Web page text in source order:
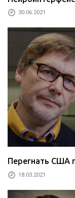
30.06.2021
Перегнать США
18.03.2021